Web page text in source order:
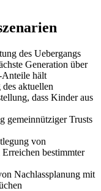
des Uebergangs
Generation über
Anteile hält
aktuellen
dass Kinder aus
gemeinnütziger Trusts
von
bestimmter
Nachlassplanung mit